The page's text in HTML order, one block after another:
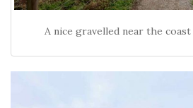
A nice gravelled near the